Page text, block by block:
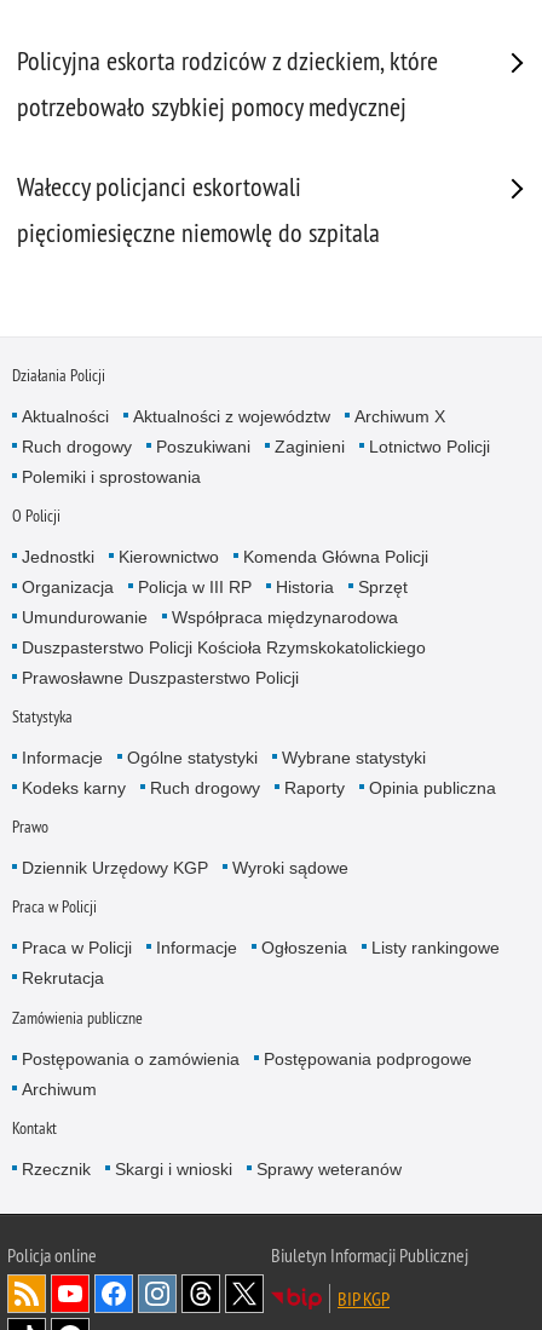
Policyjna eskorta rodziców z dzieckiem, które
potrzebowało szybkiej pomocy medycznej
Wałeccy policjanci eskortowali
pięciomiesięczne niemowlę do szpitala
Działania Policji
Aktualności Aktualności z województw
Archiwum X
Ruch drogowy
Poszukiwani Zaginieni
Lotnictwo Policji
Polemiki i sprostowania
O Policji
Jednostki Kierownictwo
Komenda Główna Policji
Organizacja
Policja w III RP Historia
Sprzęt
Umundurowanie
Współpraca międzynarodowa
Duszpasterstwo Policji Kościoła Rzymskokatolickiego
Prawosławne Duszpasterstwo Policji
Statystyka
Informacje Ogólne statystyki
Wybrane statystyki
Kodeks karny
Ruch drogowy Raporty Opinia publiczna
Prawo
Dziennik Urzędowy KGP Wyroki sądowe
Praca w Policji
Praca w Policji Informacje Ogłoszenia
Listy rankingowe
Rekrutacja
Zamówienia publiczne
Postępowania o zamówienia
Postępowania podprogowe
Archiwum
Kontakt
Rzecznik Skargi i wnioski Sprawy weteranów
Policjaonline
Biuletyn Informacji Publicznej
BIP KGP